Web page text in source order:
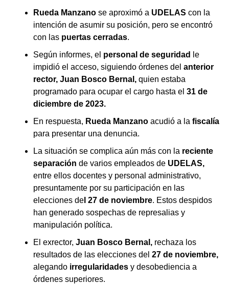
Rueda Manzano se aproximó a UDELAS con la
intención de asumir su posición, pero se encontró
con las puertas cerradas.
Según informes, el personal de seguridad
le
impidió el acceso, siguiendo órdenes del anterior
rector, Juan Bosco Bernal, quien estaba
programado para ocupar el cargo hasta el 31 de
diciembre de 2023.
En respuesta, Rueda Manzano acudió a la fiscalía
para presentar una denuncia.
La situación se complica aún más con la reciente
separación de varios empleados de UDELAS,
entre ellos docentes y personal administrativo,
presuntamente por su participación en las
elecciones de l 27 de noviembre. Estos despidos
han generado sospechas de represalias y
manipulación política.
El exrector, Juan Bosco Bernal, rechaza los
resultados de las elecciones del 27 de noviembre,
alegando irregularidades y desobediencia a
órdenes superiores.